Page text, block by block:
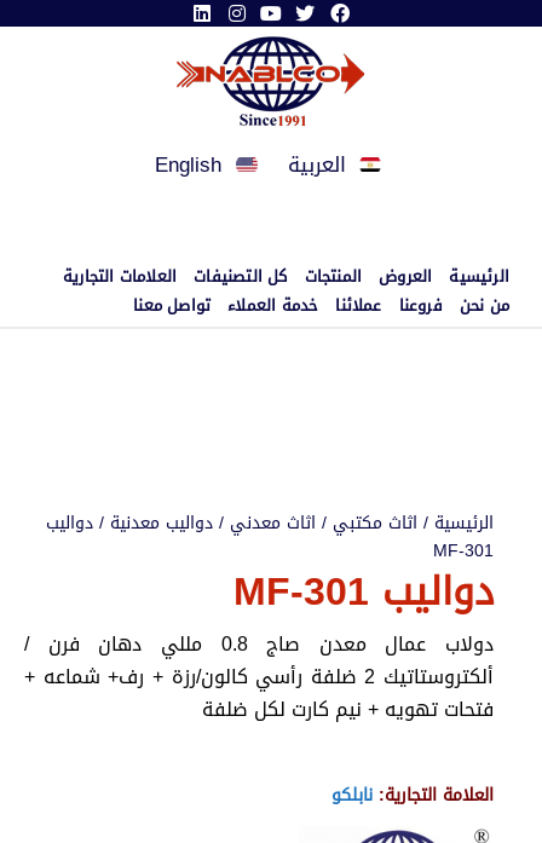
العربية English
الرئيسية العروض المنتجات كل التصنيفات
العلامات التجارية
من نحن فروعنا عملائنا خدمة العملاء تواصل معنا
الرئيسية / اثاث مكتبي / اثاث معدني /دواليب معدنية / دواليب
MF-301
دواليب MF-301
دولاب عمال معدن صاج 0.8 مللي دهان فرن /
ألكتروستاتيك 2 ضلفة رأسي كالون/رزة + رف+ شماعه +
فتحات تهويه + نيم كارت لكل ضلفة
العلامة التجارية: نابلكو